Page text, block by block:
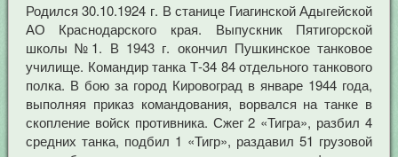
Родился 30.10.1924 г. В станице Гиагинской Адыгейской
АО Краснодарского края. Выпускник Пятигорской
школы №1. В 1943 г. окончил Пушкинское танковое
училище. Командир танка Т-34 84 отдельного танкового
полка. В бою за город Кировоград в январе 1944 года,
выполняя приказ командования, ворвался на танке в
скопление войск противника. Сжег 2 «Тигра», разбил 4
средних танка, подбил 1 «Тигр», раздавил 51 грузовой